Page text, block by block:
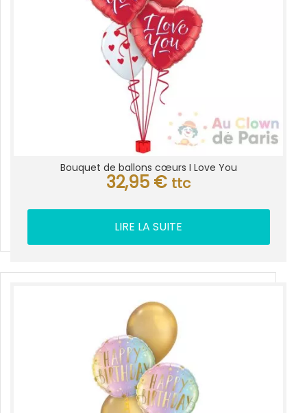
Bouquet de ballons cœurs I Love You
32,95 € ttc
LIRE LA SUITE